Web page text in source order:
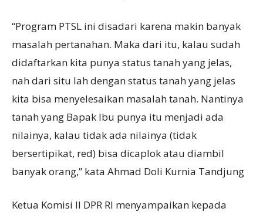
“Program PTSL ini disadari karena makin banyak
masalah pertanahan. Maka dari itu, kalau sudah
didaftarkan kita punya status tanah yang jelas,
nah dari situ lah dengan status tanah yang jelas
kita bisa menyelesaikan masalah tanah. Nantinya
tanah yang Bapak Ibu punya itu menjadi ada
nilainya, kalau tidak ada nilainya (tidak
bersertipikat, red) bisa dicaplok atau diambil
banyak orang,” kata Ahmad Doli Kurnia Tandjung
Ketua Komisi II DPR RI menyampaikan kepada